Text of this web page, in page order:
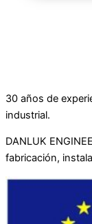
30 años de
industrial.
DANLUK
fabricación,